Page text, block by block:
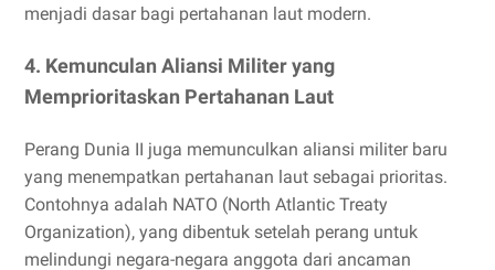
menjadi dasar bagi pertahanan laut modern.
4. Kemunculan Aliansi Militer yang
Memprioritaskan Pertahanan Laut
Perang Dunia II juga memunculkan aliansi militer baru
yang menempatkan pertahanan laut sebagai prioritas.
Contohnya adalah NATO (North Atlantic Treaty
Organization), yang dibentuk setelah perang untuk
melindungi negara-negara anggota dari ancaman